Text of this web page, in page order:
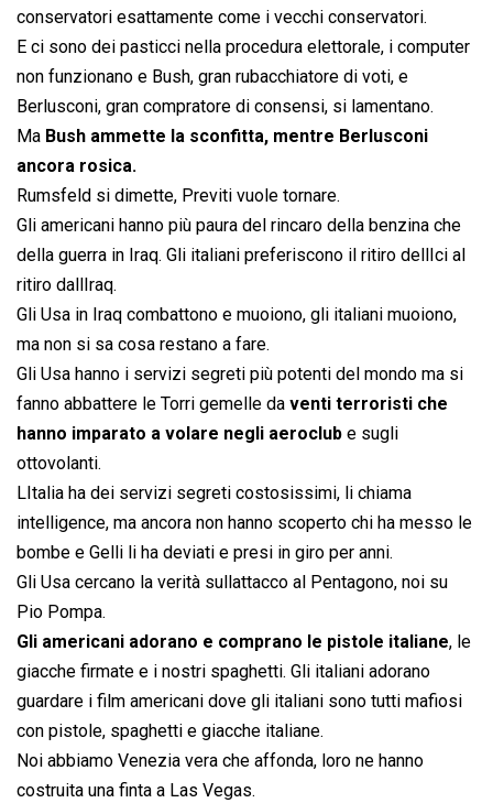
k
p
n
k
conservatori esattamente come i vecchi conservatori.
E ci sono dei pasticci nella procedura elettorale, i computer
non funzionano e Bush, gran rubacchiatore di voti, e
Berlusconi, gran compratore di consensi, si lamentano.
Ma Bush ammette la sconfitta, mentre Berlusconi
ancora rosica.
Rumsfeld si dimette, Previti vuole tornare.
Gli americani hanno più paura del rincaro della benzina che
della guerra in Iraq. Gli italiani preferiscono il ritiro dellIci al
ritiro dallIraq.
Gli Usa in Iraq combattono e muoiono, gli italiani muoiono,
ma non si sa cosa restano a fare.
Gli Usa hanno i servizi segreti più potenti del mondo ma si
fanno abbattere le Torri gemelle da venti terroristi che
hanno imparato a volare negli aeroclub e sugli
ottovolanti.
LItalia ha dei servizi segreti costosissimi, li chiama
intelligence, ma ancora non hanno scoperto chi ha messo le
bombe e Gelli li ha deviati e presi in giro per anni.
Gli Usa cercano la verità sullattacco al Pentagono, noi su
Pio Pompa.
Gli americani adorano e comprano le pistole italiane, le
giacche firmate e i nostri spaghetti. Gli italiani adorano
guardare i film americani dove gli italiani sono tutti mafiosi
con pistole, spaghetti e giacche italiane.
Noi abbiamo Venezia vera che affonda, loro ne hanno
costruita una finta a Las Vegas.